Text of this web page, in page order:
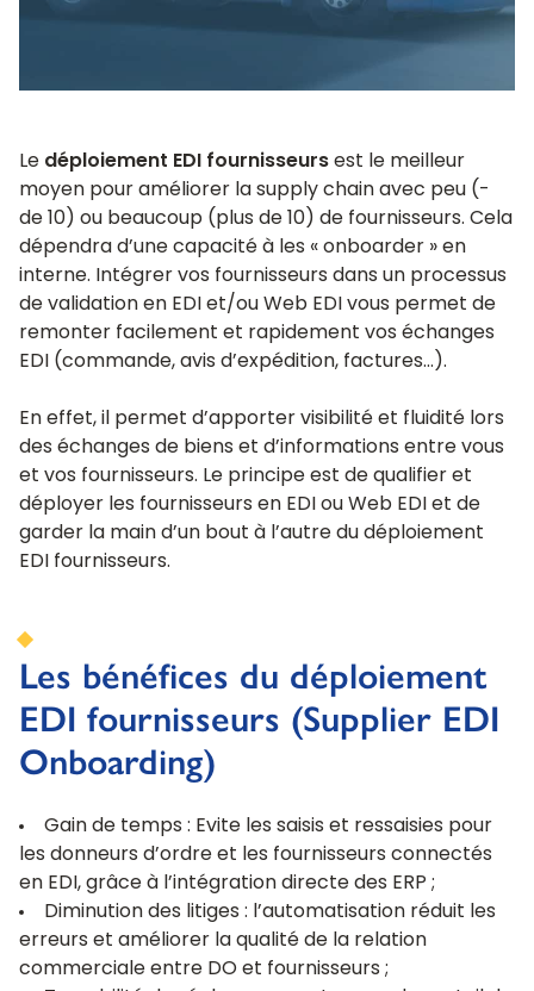
Le déploiement EDI fournisseurs est le meilleur
moyen pour améliorer la supply chain avec peu (-
de 10) ou beaucoup (plus de 10) de fournisseurs. Cela
dépendra d’une capacité à les « onboarder » en
interne. Intégrer vos fournisseurs dans un processus
de validation en EDI et/ou Web EDI vous permet de
remonter facilement et rapidement vos échanges
EDI (commande, avis d’expédition, factures…).
En effet, il permet d’apporter visibilité et fluidité lors
des échanges de biens et d’informations entre vous
et vos fournisseurs. Le principe est de qualifier et
déployer les fournisseurs en EDI ou Web EDI et de
garder la main d’un bout à l’autre du déploiement
EDI fournisseurs.
Les bénéfices du déploiement
EDI fournisseurs (Supplier EDI
Onboarding)
Gain de temps : Evite les saisis et ressaisies pour
les donneurs d’ordre et les fournisseurs connectés
en EDI, grâce à l’intégration directe des ERP ;
Diminution des litiges : l’automatisation réduit les
erreurs et améliorer la qualité de la relation
commerciale entre DO et fournisseurs ;